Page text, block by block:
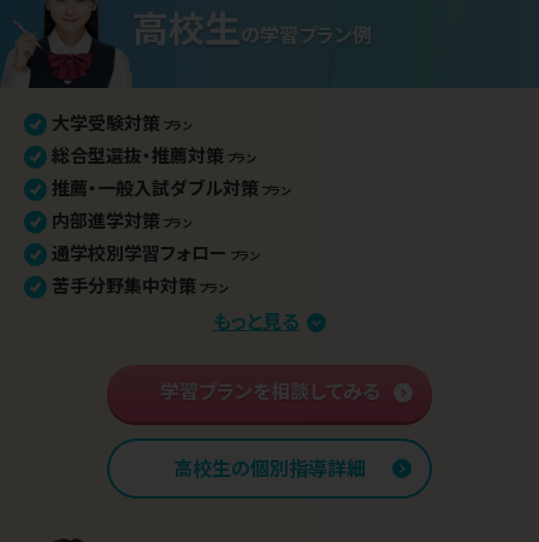
高校生の学習プラン例
大学受験対策 プラン
総合型選抜・推薦対策 プラン
推薦・一般入試ダブル対策 プラン
内部進学対策 プラン
通学校別学習フォロー プラン
苦手分野集中対策 プラン
定期テスト・評定対策プラン
部活との両立 プラン
学習内容 基礎固め
英語資格検定対策
高校入学準備
もっと見る
学習プランを相談してみる
高校生の個別指導詳細